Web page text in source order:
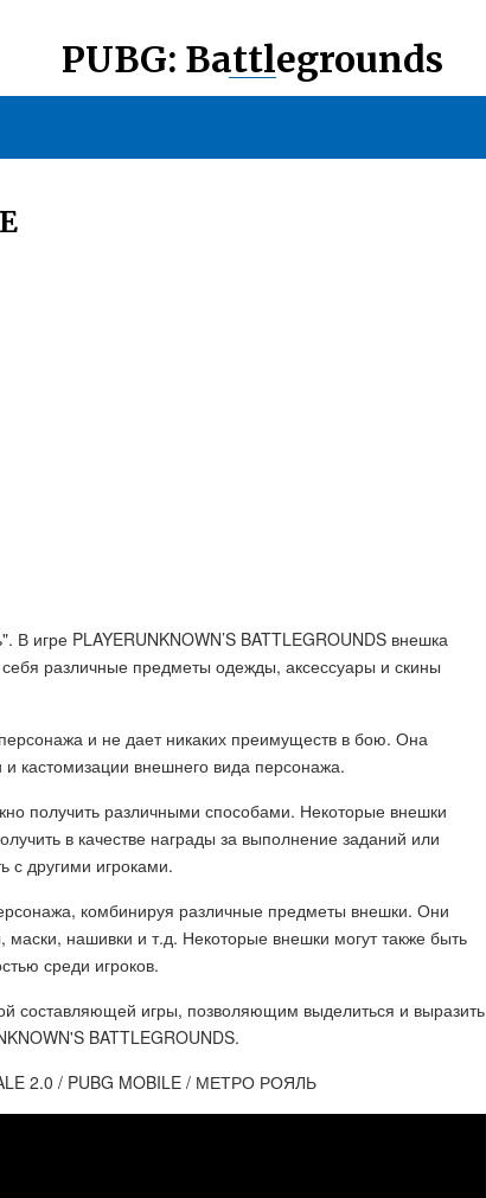
PUBG: Battlegrounds
игре PLAYERUNKNOWN’S BATTLEGROUNDS внешка
различные предметы одежды, аксессуары и скины
и не дает никаких преимуществ в бою. Она
кастомизации внешнего вида персонажа.
получить различными способами. Некоторые внешки
в качестве награды за выполнение заданий или
с другими игроками.
комбинируя различные предметы внешки. Они
нашивки и т.д. Некоторые внешки могут также быть
среди игроков.
составляющей игры, позволяющим выделиться и выразить
BATTLEGROUNDS.
2.0 / PUBG MOBILE / МЕТРО РОЯЛЬ